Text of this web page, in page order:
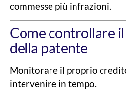
commesse più infrazioni.
Come controllare
della patente
Monitorare il proprio
intervenire in tempo.